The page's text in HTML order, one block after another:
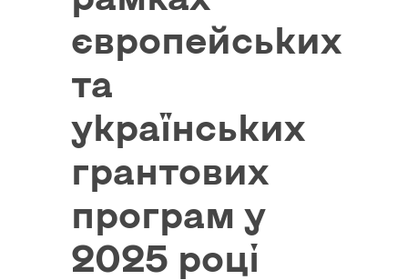
європейських
та
українських
грантових
програм у
2025 році